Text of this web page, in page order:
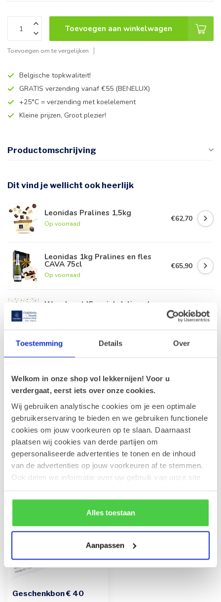
Toestemming Details Over
Welkom in onze shop vol lekkernijen! Voor u
verdergaat, eerst iets over onze cookies.
Wij gebruiken analytische cookies om je een optimale
gebruikerservaring te bieden en we gebruiken functionele
cookies om jouw voorkeuren op te slaan. Daarnaast
plaatsen wij cookies van derde partijen om
gepersonaliseerde advertenties te tonen en de inhoud
van de advertenties op jouw voorkeuren af te stemmen.
Ook delen we informatie over uw gebruik van onze site
rekening mee dat als je bepaalde cookies blokkeert, het
de correcte werking van de website kan verstoren.
Alles toestaan
Aanpassen
Toevoegen aan winkelwagen
Toevoegen om te vergelijken
Belgische topkwaliteit!
GRATIS verzending vanaf €55 (BENELUX)
+25°C = verzending met koelelement
Kleine prijzen, Groot plezier!
Productomschrijving
Dit vind je wellicht ook heerlijk
Leonidas Pralines 1,5kg
Op voorraad
€62,70
Leonidas 1kg Pralines en fles
CAVA 75cl
Op voorraad
€65,90
Wenskaart 'Special delivery'
€1,00
Leonidas 750g Pralines en fles
Witte Wijn 75cl
Leonidas Orangettes 1,2kg
Op voorraad
€56,20
Recent bekeken
Geschenkbon € 40